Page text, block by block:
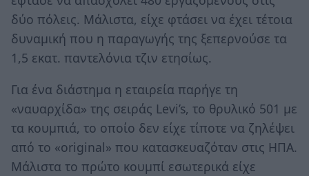
δύο πόλεις. Μάλιστα, είχε φτάσει να έχει τέτοια
δυναμική που η παραγωγής της ξεπερνούσε τα
1,5 εκατ. παντελόνια τζιν ετησίως.
Για ένα διάστημα η εταιρεία παρήγε τη
«ναυαρχίδα» της σειράς Levi’s, το θρυλικό 501 με
τα κουμπιά, το οποίο δεν είχε τίποτε να ζηλέψει
από το «original» που κατασκευαζόταν στις ΗΠΑ.
Μάλιστα το πρώτο κουμπί εσωτερικά είχε